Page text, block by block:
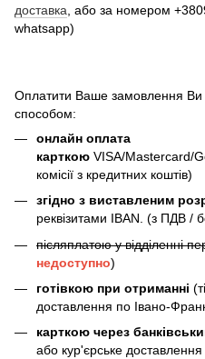
доставка , або за номером
whatsapp)
Оплатити Ваше замовлення
способом:
онлайн оплата
карткою VISA/Mastercard/
комісії з кредитних коштів)
згідно з виставленим
реквізитами IBAN. (з ПДВ /
післяплатою у відділенні
недоступно)
готівкою при отриманні
доставлення по Івано-
карткою через
або кур'єрське доставлення